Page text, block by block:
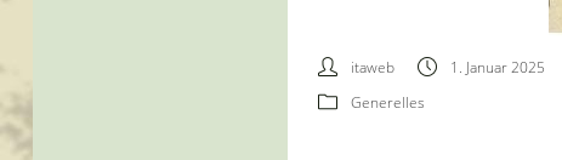
itaweb 1. Januar 2025
Generelles